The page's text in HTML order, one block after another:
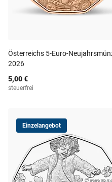
Österreichs 5-Euro-
2026
5,00 €
steuerfrei
Einzelangebot